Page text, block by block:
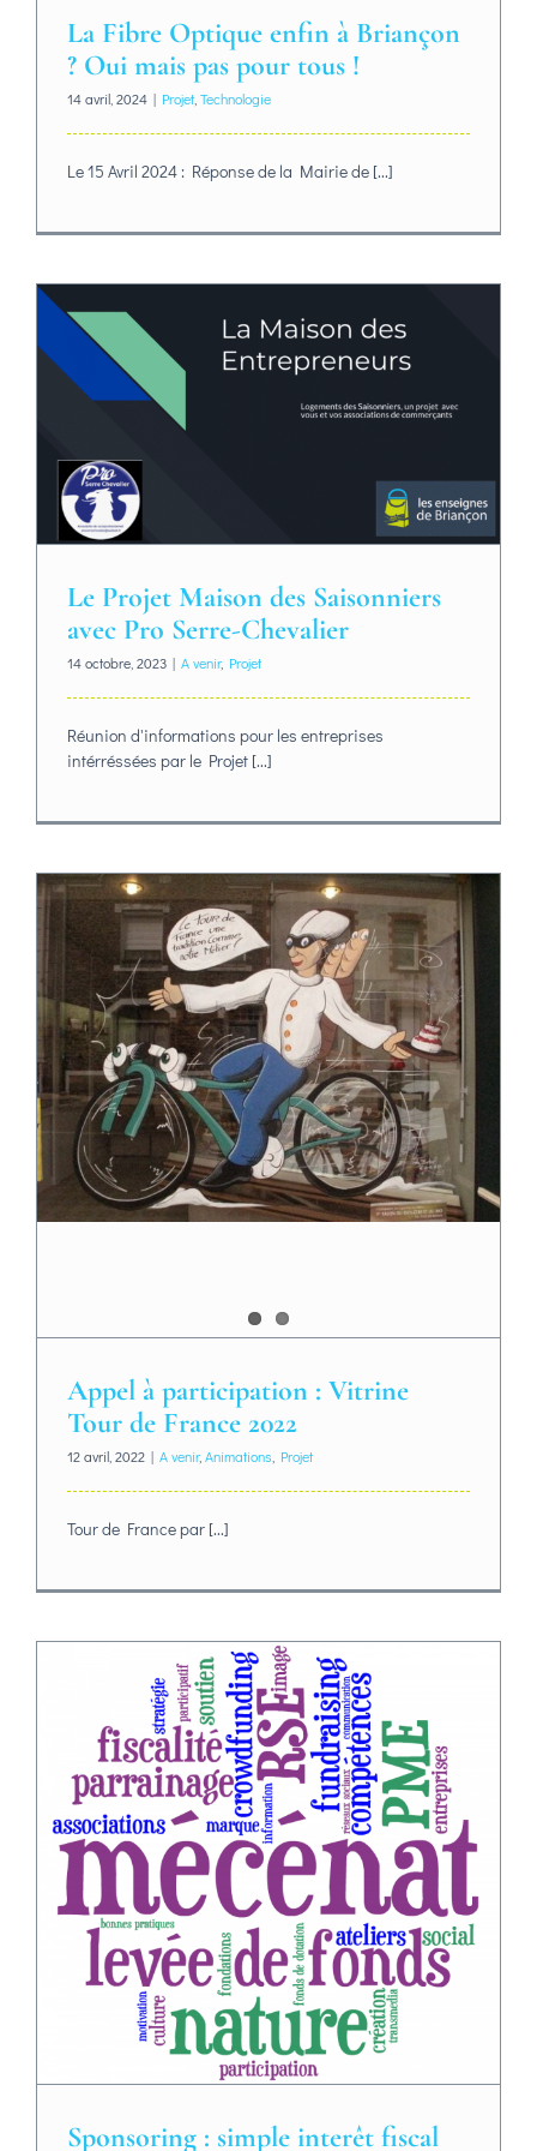
La Fibre Optique enfin à Briançon
? Oui mais pas pour tous !
14 avril, 2024 | Projet,Technologie
Le 15 Avril 2024 : Réponse de la Mairie de [...]
Le Projet Maison des Saisonniers
avec Pro Serre-Chevalier
14 octobre, 2023 | A venir, Projet
Réunion d'informations pour les entreprises
intérréssées par le Projet [...]
Appel à participation : Vitrine
Tour de France 2022
12 avril, 2022 | A venir, Animations Projet
Tour de France par [...]
Sponsoring : simple interêt fiscal